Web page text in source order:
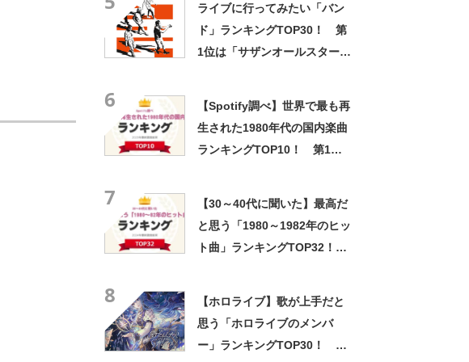
ライブに行ってみたい「バン
ド」ランキングTOP30！ 第
1位は「サザンオールスター
6
【Spotify調べ】世界で最も再
生された1980年代の国内楽曲
ランキングTOP10！ 第1位
7
【30～40代に聞いた】最高だ
と思う「1980～1982年のヒッ
ト曲」ランキングTOP32！
8
【ホロライブ】歌が上手だと
思う「ホロライブのメンバ
ー」ランキングTOP30！ 第